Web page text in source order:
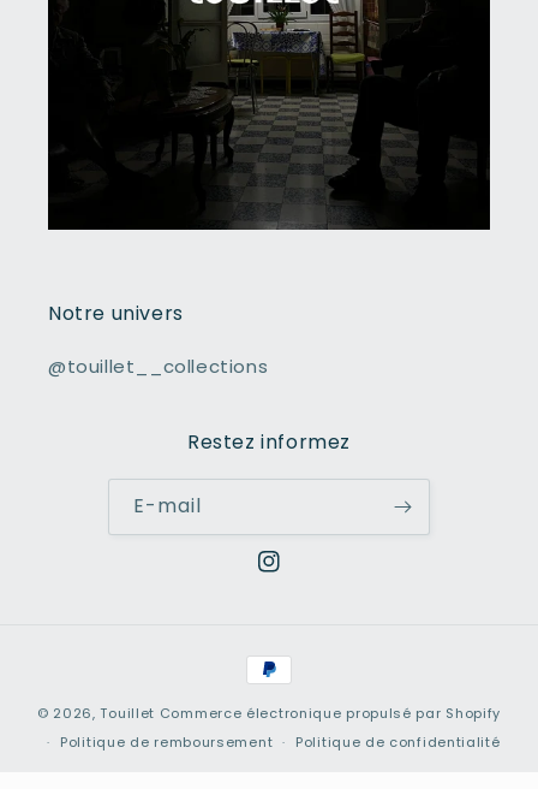
Notre univers
@touillet__collections
Restez informez
E-mail
Instagram
Moyens
de
paiement
© 2026,Touillet Commerce électronique propulsé par Shopify
Politique de remboursement
Politique de confidentialité